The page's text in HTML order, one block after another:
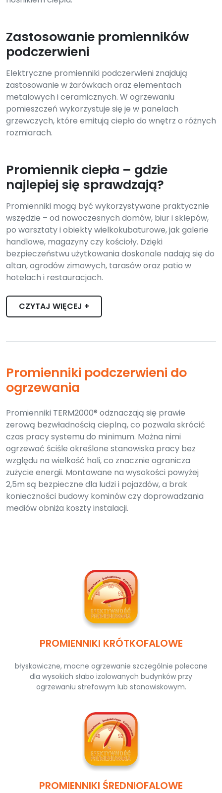
Zastosowanie promienników
podczerwieni
Elektryczne promienniki podczerwieni znajdują
zastosowanie w żarówkach oraz elementach
metalowych i ceramicznych. W ogrzewaniu
pomieszczeń wykorzystuje się je w panelach
grzewczych, które emitują ciepło do wnętrz o różnych
rozmiarach.
Promiennik ciepła – gdzie
najlepiej się sprawdzają?
Promienniki mogą być wykorzystywane praktycznie
wszędzie – od nowoczesnych domów, biur i sklepów,
po warsztaty i obiekty wielkokubaturowe, jak galerie
handlowe, magazyny czy kościoły. Dzięki
bezpieczeństwu użytkowania doskonale nadają się do
altan, ogrodów zimowych, tarasów oraz patio w
hotelach i restauracjach.
CZYTAJ WIĘCEJ +
Promienniki podczerwieni do
ogrzewania
Promienniki TERM2000® odznaczają się prawie
zerową bezwładnością cieplną, co pozwala skrócić
czas pracy systemu do minimum. Można nimi
ogrzewać ściśle określone stanowiska pracy bez
względu na wielkość hali, co znacznie ogranicza
zużycie energii. Montowane na wysokości powyżej
2,5m są bezpieczne dla ludzi i pojazdów, a brak
konieczności budowy kominów czy doprowadzania
mediów obniża koszty instalacji.
PROMIENNIKI KRÓTKOFALOWE
błyskawiczne, mocne ogrzewanie szczególnie polecane
dla wysokich słabo izolowanych budynków przy
ogrzewaniu strefowym lub stanowiskowym.
PROMIENNIKI ŚREDNIOFALOWE